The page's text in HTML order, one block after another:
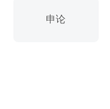
申论